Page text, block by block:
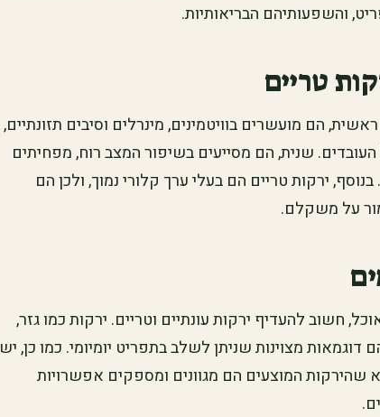
והשפעותיהם הבריאותיות.
טריים
הם מועשרים בוויטמינים, מינרלים וסיבים תזונתיים,
שנית, הם מסייעים בשיפור המצב רוח, מפחיתים
ירקות טריים הם בעלי ערך קלורי נמוך, ולכן הם
על משקלם.
חשוב להעדיף ירקות עונתיים וטריים. ירקות כמו גזר,
דוגמאות מצוינות שניתן לשלב בתפריט יומיומי. כמו כן, יש
שהירקות המוצעים הם מגוונים ומספקים אפשרויות